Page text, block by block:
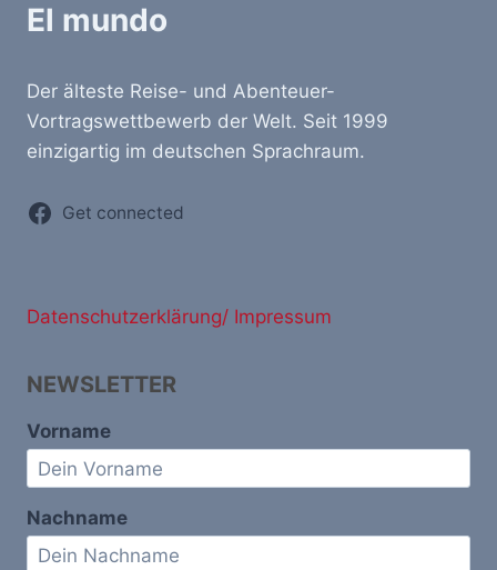
El mundo
Der älteste Reise- und Abenteuer-
Vortragswettbewerb der Welt. Seit 1999
einzigartig im deutschen Sprachraum.
Get connected
Datenschutzerklärung/ Impressum
NEWSLETTER
Vorname
Nachname